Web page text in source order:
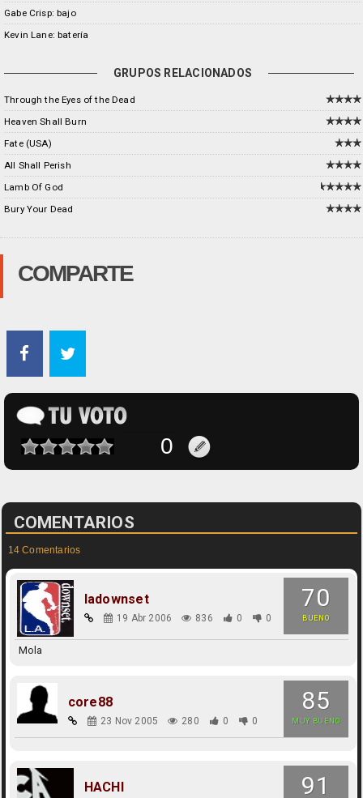
Gabe Crisp: bajo
Kevin Lane: batería
GRUPOS RELACIONADOS
Through the Eyes of the Dead
Heaven Shall Burn
Fate (USA)
All Shall Perish
Lamb Of God
Bury Your Dead
COMPARTE
COMENTARIOS
14 Comentarios
70
BUENO
ladownset
19 Abr 2006 836 0 0
Mola
85
MUY BUENO
core88
23 Nov 2005 280 0 0
91
HACHI